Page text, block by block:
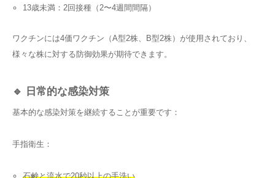
13歳未満：2回接種（2〜4週間間隔）
ワクチンには4価ワクチン（A型2株、B型2株）が使用されており、
様々な株に対する防御効果が期待できます。
🔹 日常的な感染対策
基本的な感染対策を継続することが重要です：
手指衛生：
石鹸と流水で20秒以上の手洗い